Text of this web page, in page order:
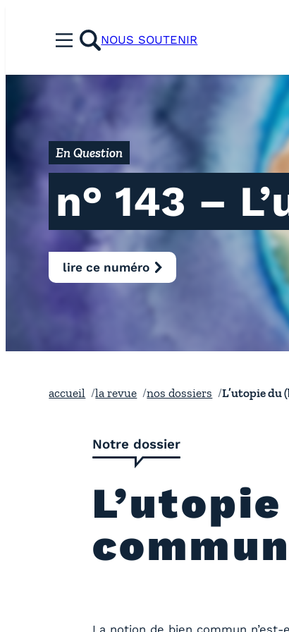
Menurechercher
NOUS SOUTENIR
En Question
n° 143 –
lire ce numéro
accueil la revue nos dossiers L’utopie du
Notre dossier
La notion de bien commun